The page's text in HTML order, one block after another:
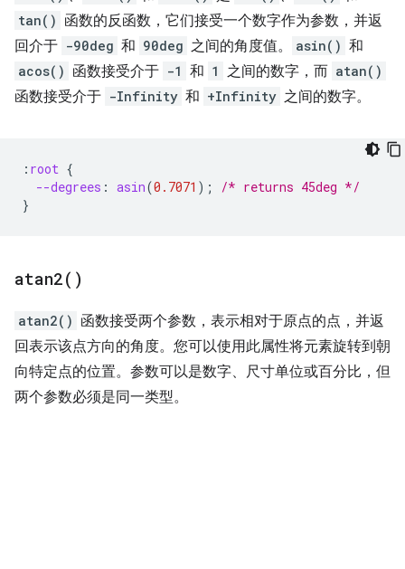
tan() 函数的反函数，它们接受一个数字作为参数，并返
回介于 -90deg 和 90deg 之间的角度值。 asin() 和
acos() 函数接受介于 -1 和 1 之间的数字，而 atan()
函数接受介于 -Infinity 和 +Infinity 之间的数字。
: root {
--degrees : asin(0.7071 );
/* returns 45deg */
}
atan2( )
atan2() 函数接受两个参数，表示相对于原点的点，并返
回表示该点方向的角度。您可以使用此属性将元素旋转到朝
向特定点的位置。参数可以是数字、尺寸单位或百分比，但
两个参数必须是同一类型。